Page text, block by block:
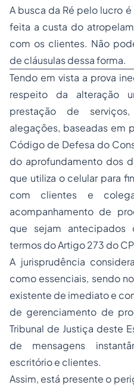
A busca da Ré pelo lucro
feita a custa do
com os clientes. Não
de cláusulas dessa forma.
Tendo em vista a prova
respeito da alteração
prestação de
alegações, baseadas em
Código de Defesa do
do aprofundamento dos
que utiliza o celular para
com clientes e
acompanhamento de
que sejam
termos do Artigo 273 do
A jurisprudência
como essenciais, sendo
existente de imediato e
de gerenciamento de
Tribunal de Justiça deste
de mensagens
escritório e clientes.
Assim, está presente o